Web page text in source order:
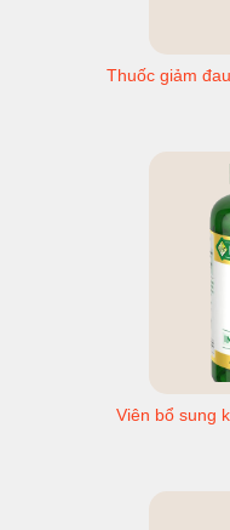
Thuốc giảm
Viên bổ sung